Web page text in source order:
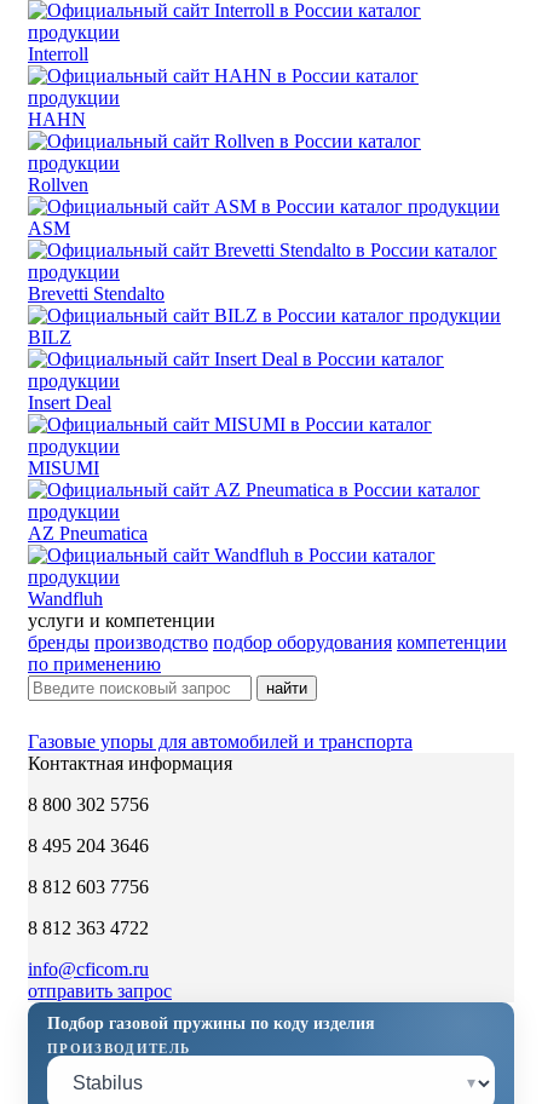
Interroll
HAHN
Rollven
ASM
Brevetti Stendalto
BILZ
Insert Deal
MISUMI
AZ Pneumatica
Wandfluh
услуги и компетенции
бренды производство подбор оборудования компетенции
по применению
найти
Газовые упоры для автомобилей и транспорта
Контактная информация
8 800 302 5756
8 495 204 3646
8 812 603 7756
8 812 363 4722
info@cficom.ru
отправить запрос
Подбор газовой пружины по коду изделия
ПРОИЗВОДИТЕЛЬ
▾